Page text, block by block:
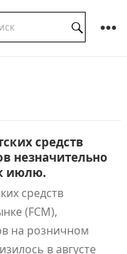
средств
незначительно
июлю.
средств
(FCM),
на розничном
в августе